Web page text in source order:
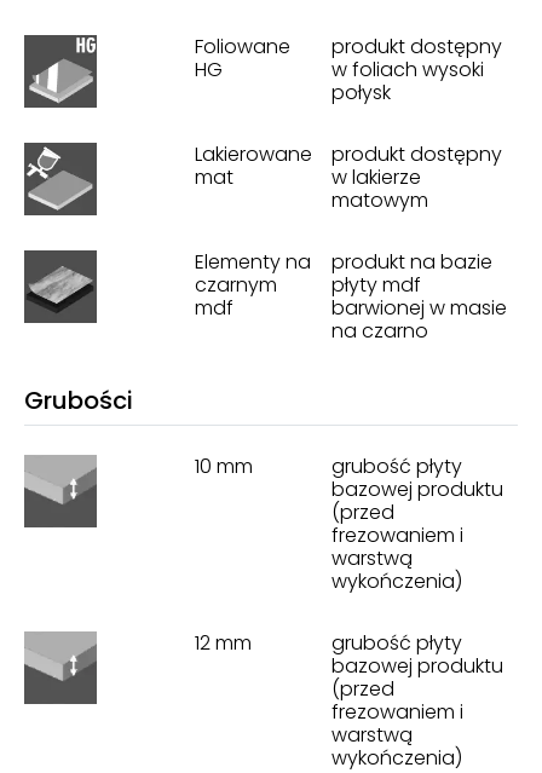
Foliowane
HG
produkt dostępny
w foliach wysoki
połysk
Lakierowane
mat
produkt dostępny
w lakierze
matowym
Elementy na
czarnym
mdf
produkt na bazie
płyty mdf
barwionej w masie
na czarno
Grubości
10 mm
grubość płyty
bazowej produktu
(przed
frezowaniem i
warstwą
wykończenia)
12 mm
grubość płyty
bazowej produktu
(przed
frezowaniem i
warstwą
wykończenia)